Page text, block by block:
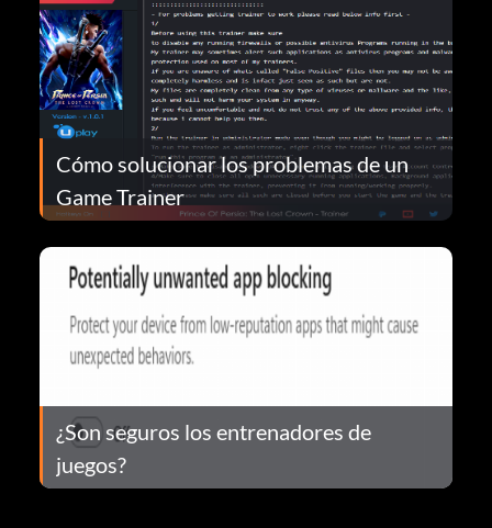
Cómo solucionar los problemas de un
Game Trainer
¿Son seguros los entrenadores de
juegos?